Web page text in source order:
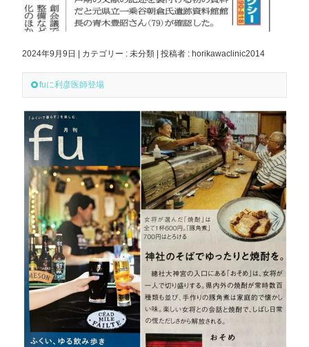
2024年9月9日 | カテゴリー : 未分類 | 投稿者 : horikawaclinic2014
fuに利彦医師登場